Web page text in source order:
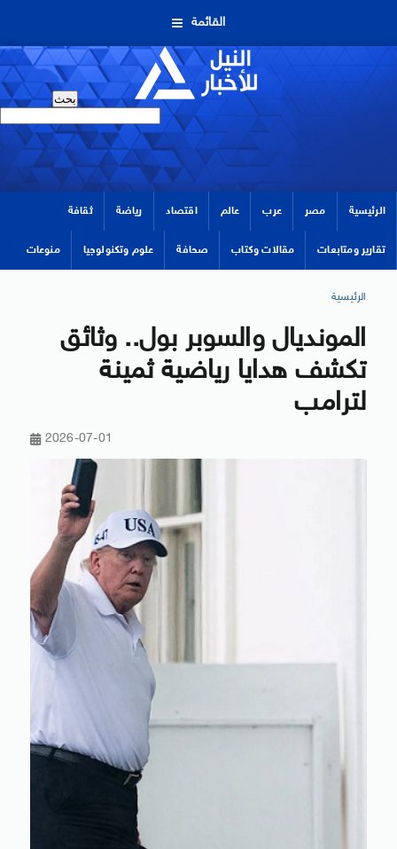
القائمة
الرئيسية مصر عرب عالم اقتصاد رياضة ثقافة
تقارير ومتابعات مقالات وكتاب صحافة علوم وتكنولوجيا منوعات
الرئيسية
المونديال والسوبر بول.. وثائق
تكشف هدايا رياضية ثمينة
لترامب
2026-07-01